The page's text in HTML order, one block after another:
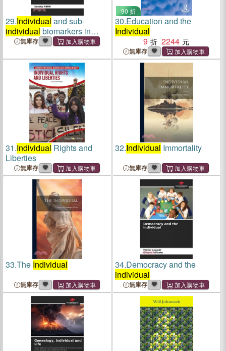
29.Individual and sub-
individual biomarkers in
invertebrates
無庫存
90 折
30.Education and the
Individual
9
2244
無庫存
31.Individual Rights and
Liberties
無庫存
32.Individual Immortality
無庫存
33.The Individual
無庫存
34.Democracy and the
individual
無庫存